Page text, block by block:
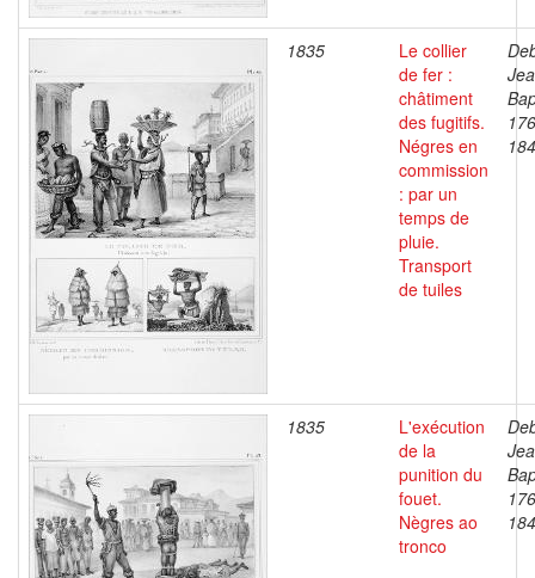
1835
Le collier
de fer :
châtiment
des fugitifs.
Négres en
commission
: par un
temps de
pluie.
Transport
de tuiles
1835
L'exécution
de la
punition du
fouet.
Nègres ao
tronco